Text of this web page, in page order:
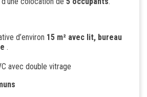
d’environ 15 m² avec lit, bureau
.
avec double vitrage